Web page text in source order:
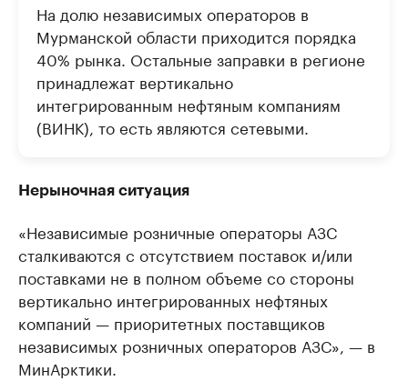
На долю независимых операторов в
Мурманской области приходится порядка
40% рынка. Остальные заправки в регионе
принадлежат вертикально
интегрированным нефтяным компаниям
(ВИНК), то есть являются сетевыми.
Нерыночная ситуация
«Независимые розничные операторы АЗС
сталкиваются с отсутствием поставок и/или
поставками не в полном объеме со стороны
вертикально интегрированных нефтяных
компаний — приоритетных поставщиков
независимых розничных операторов АЗС», — в
МинАрктики.